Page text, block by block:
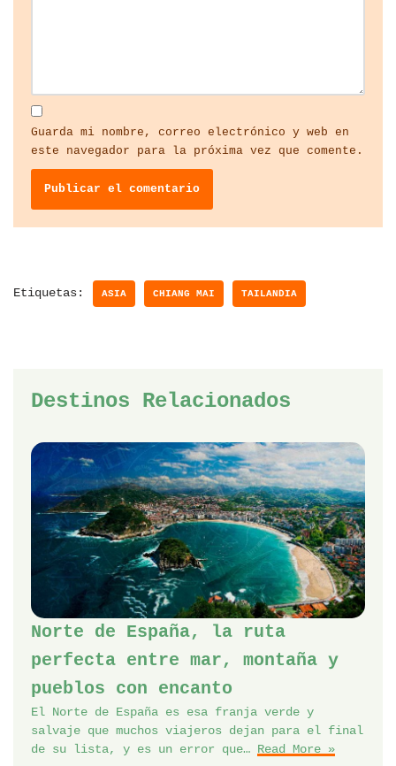
Guarda mi nombre, correo electrónico y web en
este navegador para la próxima vez que comente.
Etiquetas: ASIA CHIANG MAI TAILANDIA
Destinos Relacionados
Norte de España, la ruta
perfecta entre mar, montaña y
pueblos con encanto
El Norte de España es esa franja verde y
salvaje que muchos viajeros dejan para el final
de su lista, y es un error que… Read More »